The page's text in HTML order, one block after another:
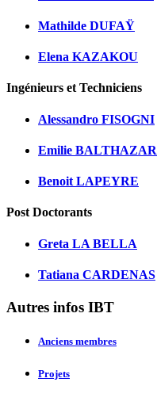
Mathilde DUFAŸ
Elena KAZAKOU
Ingénieurs et Techniciens
Alessandro FISOGNI
Emilie BALTHAZAR
Benoit LAPEYRE
Post Doctorants
Greta LA BELLA
Tatiana CARDENAS
Autres infos IBT
Anciens membres
Projets